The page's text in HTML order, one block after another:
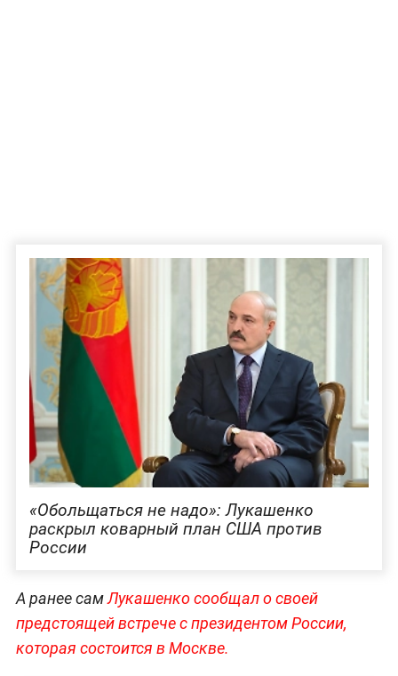
«Обольщаться не надо»: Лукашенко
раскрыл коварный план США против
России
А ранее самЛукашенко сообщал о своей
предстоящей встрече с президентом России,
которая состоится в Москве.